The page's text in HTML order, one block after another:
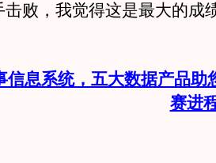
败，我觉得这是最大的成
信息系统，五大数据产品助
赛进